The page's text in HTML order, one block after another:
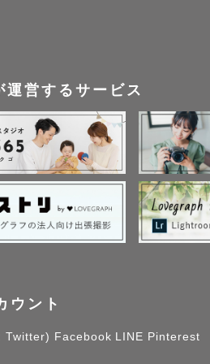
運営するサービス
ウント
Twitter) Facebook LINE Pinterest